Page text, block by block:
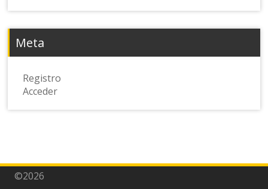
Meta
Registro
Acceder
©2026